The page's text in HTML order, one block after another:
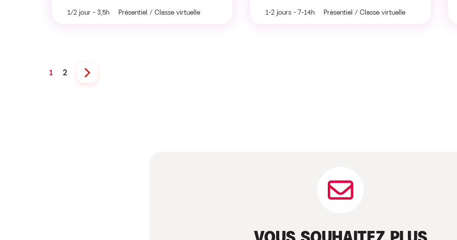
1/2 jour - 3,5h Présentiel / Classe virtuelle 1-2 jours - 7-14h Présentiel / Classe virtuelle
1 2